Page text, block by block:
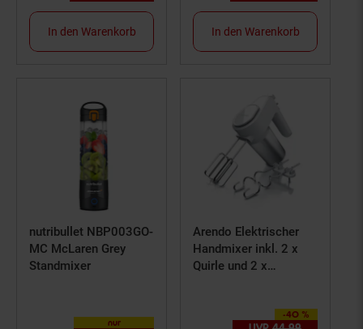
In den Warenkorb In den Warenkorb
nutribullet NBP003GO-
MC McLaren Grey
Standmixer
nur
Arendo Elektrischer
Handmixer inkl. 2 x
Quirle und 2 x
-40 %
Sie Sparen 40 Prozent,